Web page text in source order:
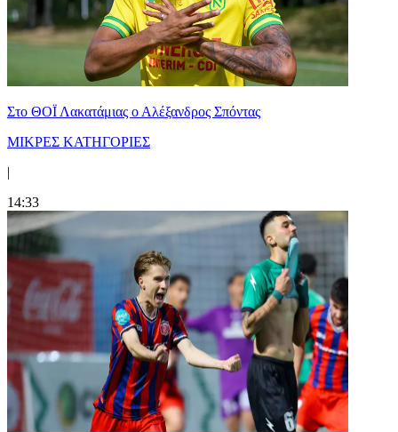
Στο ΘΟΪ Λακατάμιας ο Αλέξανδρος Σπόντας
ΜΙΚΡΕΣ ΚΑΤΗΓΟΡΙΕΣ
|
14:33